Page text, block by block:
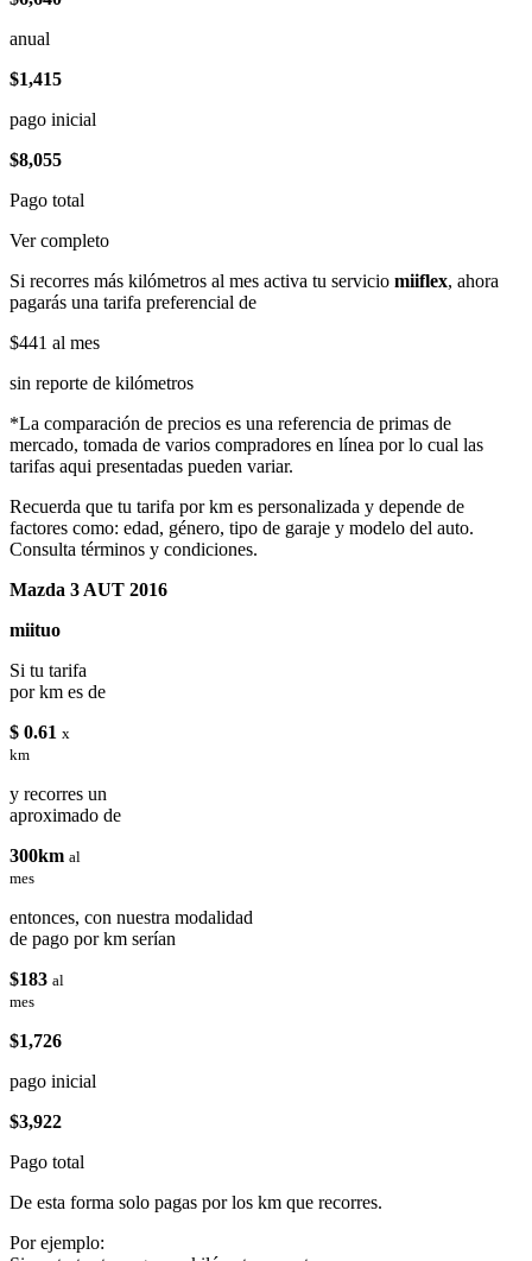
anual
$1,415
pago inicial
$8,055
Pago total
Ver completo
Si recorres más kilómetros al mes activa tu servicio miiflex, ahora
pagarás una tarifa preferencial de
$441 al mes
sin reporte de kilómetros
*La comparación de precios es una referencia de primas de
mercado, tomada de varios compradores en línea por lo cual las
tarifas aqui presentadas pueden variar.
Recuerda que tu tarifa por km es personalizada y depende de
factores como: edad, género, tipo de garaje y modelo del auto.
Consulta términos y condiciones.
Mazda 3 AUT 2016
miituo
Si tu tarifa
por km es de
$ 0.61 x
km
y recorres un
aproximado de
300km al
mes
entonces, con nuestra modalidad
de pago por km serían
$183 al
mes
$1,726
pago inicial
$3,922
Pago total
De esta forma solo pagas por los km que recorres.
Por ejemplo: